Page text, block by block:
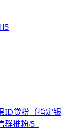
5
ID贷粉（指定银
群推粉/5+